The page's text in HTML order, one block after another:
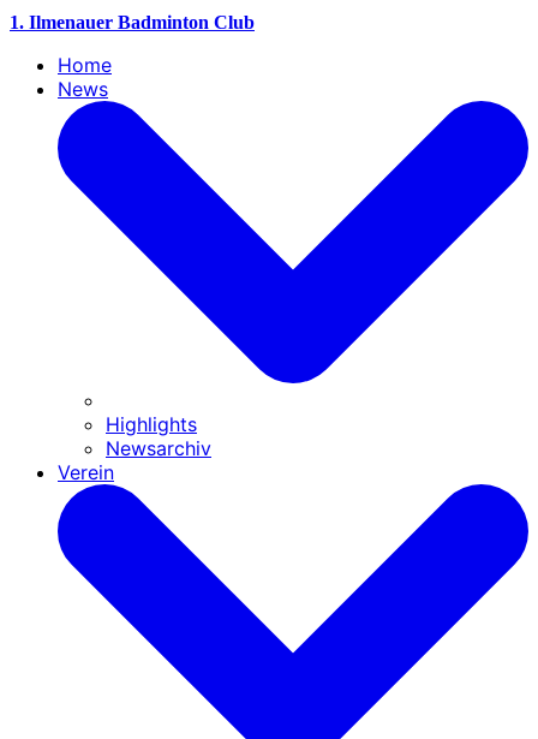
1. Ilmenauer Badminton Club
Home
News
Highlights
Newsarchiv
Verein